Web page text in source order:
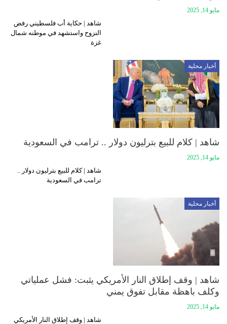
مايو 14, 2025
شاهد | حكاية أب فلسطيني رفض
النزوح واستشهد في موطنه شمال
غزة
أخبار محلية
شاهد | كلام للبيع بترليون دولار .. ترامب في السعودية
مايو 14, 2025
شاهد | كلام للبيع بترليون دولار ..
ترامب في السعودية
أخبار محلية
شاهد | وقف إطلاق النار الأمريكي يثبت: فشل عملياتي
وكلف باهظة مقابل تفوق يمني
مايو 14, 2025
شاهد | وقف إطلاق النار الأمريكي